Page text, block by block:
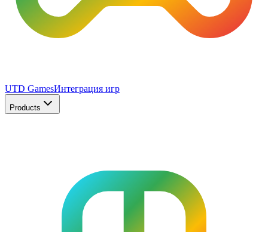
UTD GamesИнтеграция игр
Products